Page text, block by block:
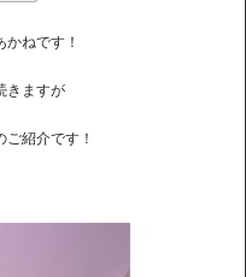
ねです！
きますが
紹介です！